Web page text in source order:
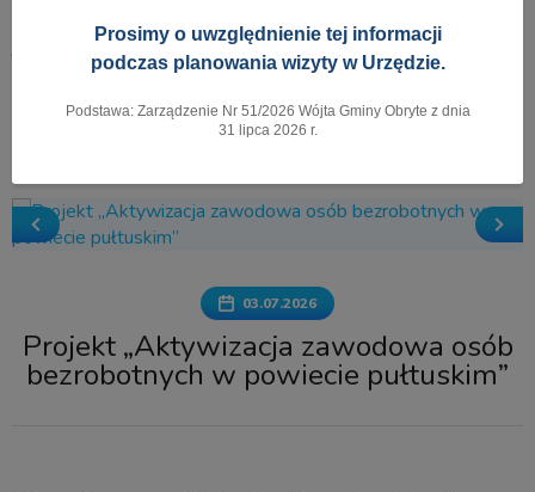
WWW.OBRYTE.PL AKTUALNOŚCI
Pokaż menu
03.07.2026
Projekt „Aktywizacja zawodowa osób
bezrobotnych w powiecie pułtuskim”
Prosimy o uwzględnienie tej informacji
podczas planowania wizyty w Urzędzie.
Podstawa: Zarządzenie Nr 51/2026 Wójta Gminy Obryte z dnia
31 lipca 2026 r.